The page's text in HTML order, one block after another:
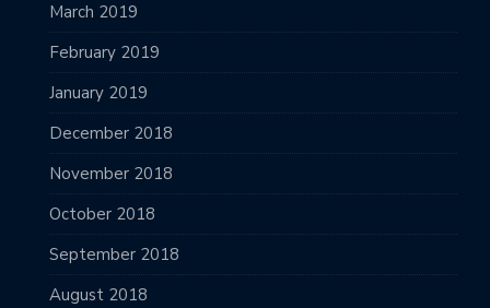
March 2019
February 2019
January 2019
December 2018
November 2018
October 2018
September 2018
August 2018